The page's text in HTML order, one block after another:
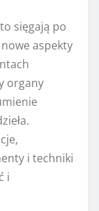
sięgają po
aspekty
organy
i techniki
i